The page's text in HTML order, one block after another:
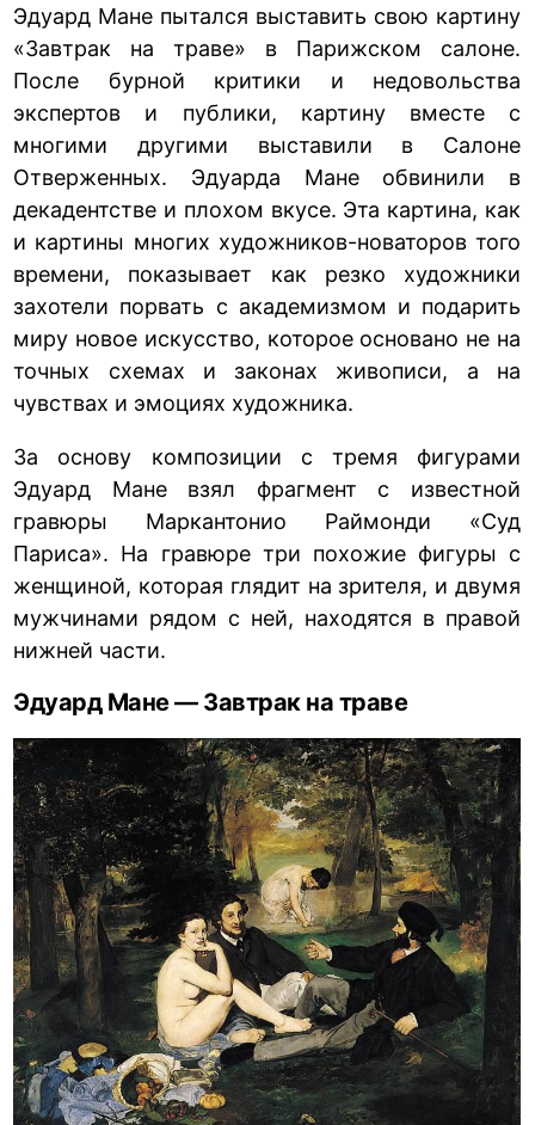
Эдуард Мане пытался выставить свою картину
«Завтрак на траве» в Парижском салоне.
После бурной критики и недовольства
экспертов и публики, картину вместе с
многими другими выставили в Салоне
Отверженных. Эдуарда Мане обвинили в
декадентстве и плохом вкусе. Эта картина, как
и картины многих художников-новаторов того
времени, показывает как резко художники
захотели порвать с академизмом и подарить
миру новое искусство, которое основано не на
точных схемах и законах живописи, а на
чувствах и эмоциях художника.
За основу композиции с тремя фигурами
Эдуард Мане взял фрагмент с известной
гравюры Маркантонио Раймонди «Суд
Париса». На гравюре три похожие фигуры с
женщиной, которая глядит на зрителя, и двумя
мужчинами рядом с ней, находятся в правой
нижней части.
Эдуард Мане — Завтрак на траве